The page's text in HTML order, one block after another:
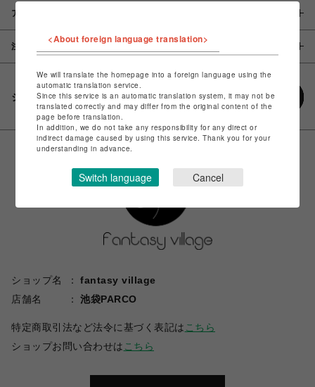
アイテム説明 / 素材
注意事項
シェアする
ショップ名
fantasy village
店舗名
池袋PARCO
特定商取引法など法令に基づく表記は こちら
ショップお問い合わせは こちら
<About foreign language translation>
We will translate the homepage into a foreign language using the
automatic translation service.
Since this service is an automatic translation system, it may not be
translated correctly and may differ from the original content of the
page before translation.
In addition, we do not take any responsibility for any direct or
indirect damage caused by using this service. Thank you for your
understanding in advance.
Switch language Cancel